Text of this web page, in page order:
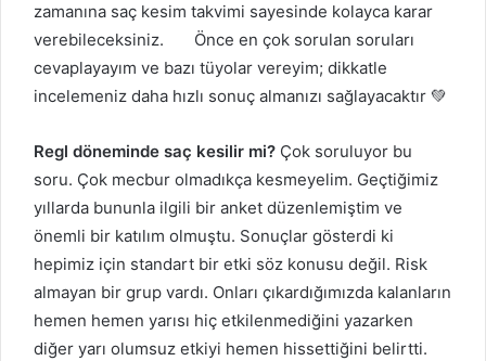
zamanına saç kesim takvimi sayesinde kolayca karar
verebileceksiniz. Önce en çok sorulan soruları
cevaplayayım ve bazı tüyolar vereyim; dikkatle
incelemeniz daha hızlı sonuç almanızı sağlayacaktır 💚
Regl döneminde saç kesilir mi? Çok soruluyor bu
soru. Çok mecbur olmadıkça kesmeyelim. Geçtiğimiz
yıllarda bununla ilgili bir anket düzenlemiştim ve
önemli bir katılım olmuştu. Sonuçlar gösterdi ki
hepimiz için standart bir etki söz konusu değil. Risk
almayan bir grup vardı. Onları çıkardığımızda kalanların
hemen hemen yarısı hiç etkilenmediğini yazarken
diğer yarı olumsuz etkiyi hemen hissettiğini belirtti.